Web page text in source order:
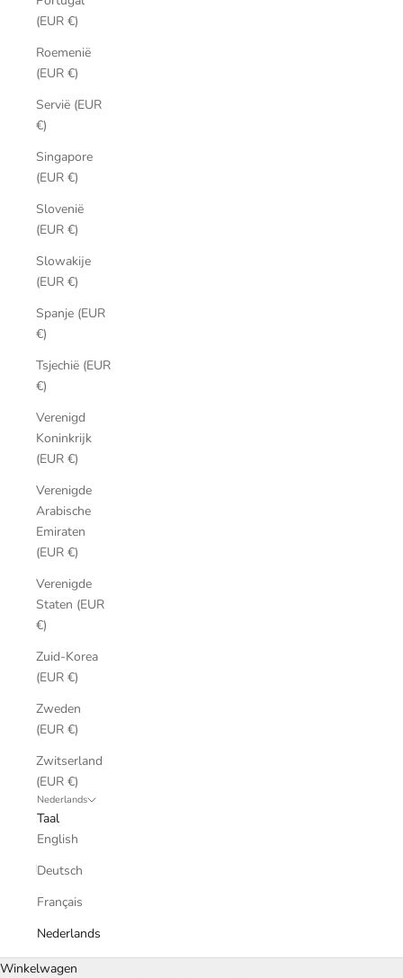
(EUR €)
Roemenië
(EUR €)
Servië (EUR
€)
Singapore
(EUR €)
Slovenië
(EUR €)
Slowakije
(EUR €)
Spanje (EUR
€)
Tsjechië (EUR
€)
Verenigd
Koninkrijk
(EUR €)
Verenigde
Arabische
Emiraten
(EUR €)
Verenigde
Staten (EUR
€)
Zuid-Korea
(EUR €)
Zweden
(EUR €)
Zwitserland
(EUR €)
Nederlands
Taal
English
Deutsch
Français
Nederlands
Winkelwagen